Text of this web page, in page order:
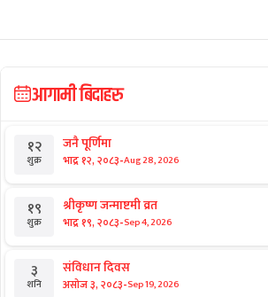
आगामी बिदाहरु
१२
शुक्र
जनै पूर्णिमा
भाद्र १२, २०८३-Aug 28, 2026
१९
शुक्र
श्रीकृष्ण जन्माष्टमी व्रत
भाद्र १९, २०८३-Sep 4, 2026
३
शनि
संविधान दिवस
असोज ३, २०८३-Sep 19, 2026